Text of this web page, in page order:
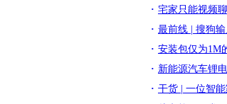
宅家只能视频
最前线 | 搜狗
安装包仅为1M
新能源汽车锂
干货 | 一位智